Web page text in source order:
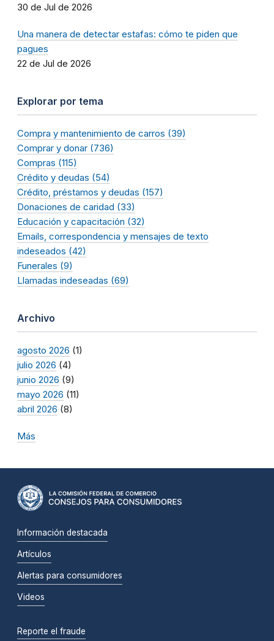
30 de Jul de 2026
Una manera de detectar estafas: cómo te piden que
pagues
22 de Jul de 2026
Explorar por tema
Compra y mantenimiento de carros (39)
Comprar y donar (736)
Compras (115)
Crédito y deudas (54)
Crédito, préstamos y deudas (157)
Donaciones de caridad (33)
Educación y capacitación (32)
Emails, correspondencia y mensajes de texto
indeseados (42)
Funerales (9)
Llamadas indeseadas (69)
Archivo
agosto 2026 (1)
julio 2026 (4)
junio 2026 (9)
mayo 2026 (11)
abril 2026 (8)
Más
Información destacada
Artículos
Alertas para consumidores
Videos
Reporte el fraude